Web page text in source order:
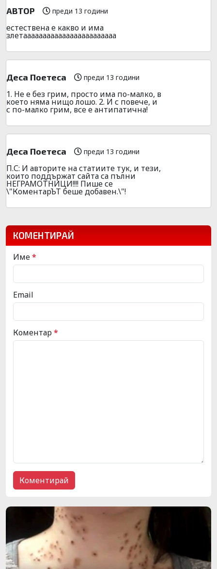
АВТОР преди 13 години
естествена е какво и има
злетаааааааааааааааааааааааа
Деса Поетеса преди 13 години
1. Не е без грим, просто има по-малко, в
което няма нищо лошо. 2. И с повече, и
с по-малко грим, все е антипатична!
Деса Поетеса преди 13 години
П.С: И авторите на статиите тук, и тези,
които поддържат сайта са пълни
НЕГРАМОТНИЦИ!!!! Пише се
\"КоментарЪТ беше добавен.\"!
КОМЕНТИРАЙ
Име*
Email
Коментар*